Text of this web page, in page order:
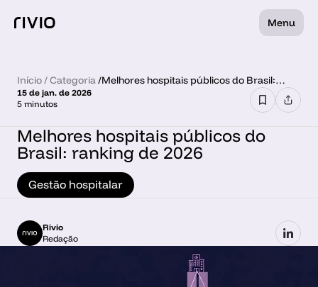
Menu
Início / Categoria /Melhores hospitais públicos do Brasil:
Melhores hospitais públicos do
Brasil: ranking de 2026
Gestão hospitalar
Rivio
Redação
15 de jan. de 2026
5 minutos